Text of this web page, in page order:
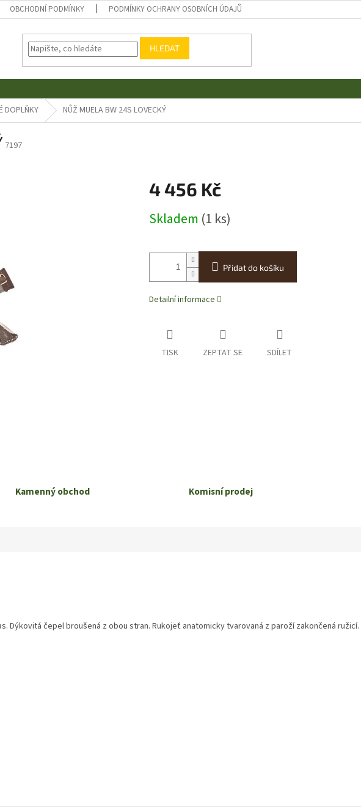
OBCHODNÍ PODMÍNKY PODMÍNKY OCHRANY OSOBNÍCH ÚDAJŮ
HLEDAT
DOPLŇKY NŮŽ MUELA BW 24S LOVECKÝ
7197
4 456 Kč
cena:
Skladem (1 ks)
Přidat do košíku
Detailní informace
TISK ZEPTAT SE SDÍLET
Kamenný obchod Komisní prodej
Dýkovitá čepel broušená z obou stran. Rukojeť anatomicky tvarovaná z paroží zakončená